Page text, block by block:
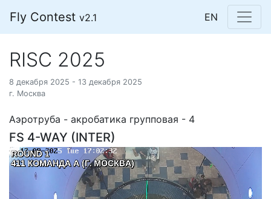
Fly Contest v2.1 EN
RISC 2025
8 декабря 2025 - 13 декабря 2025
г. Москва
Аэротруба - акробатика групповая - 4
FS 4-WAY (INTER)